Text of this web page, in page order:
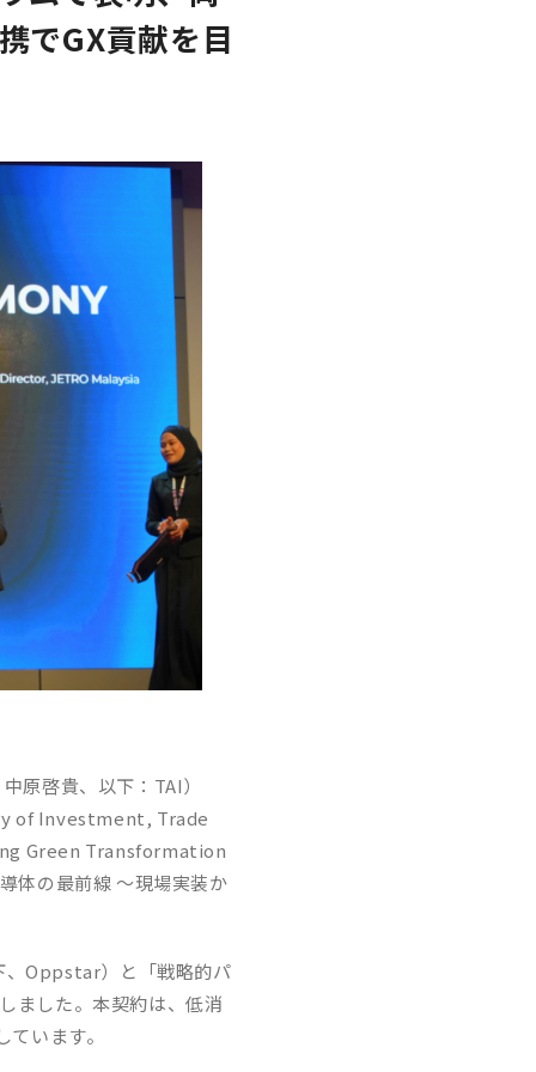
でGX貢献を目
原啓貴、以下：TAI）
of Investment, Trade
Green Transformation
体の最前線 〜現場実装か
、Oppstar）と「戦略的パ
した。本契約は、低消
います。